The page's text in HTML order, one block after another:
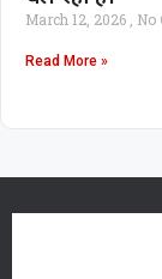
March 12, 2026 No
Read More »